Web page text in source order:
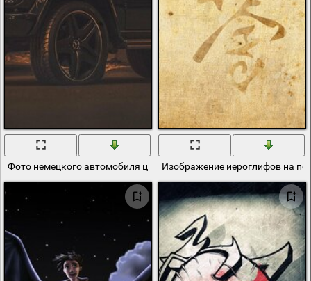
Фото немецкого автомобиля цифровое искусство
Изображение иероглифов на